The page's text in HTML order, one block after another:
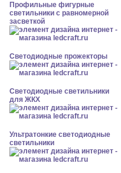
Профильные фигурные
светильники с равномерной
засветкой
Светодиодные прожекторы
Светодиодные светильники
для ЖКХ
Ультратонкие светодиодные
светильники